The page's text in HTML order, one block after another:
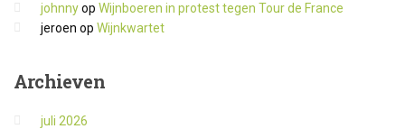
johnnyop Wijnboeren in protest tegen Tour de France
jeroen op Wijnkwartet
Archieven
juli 2026